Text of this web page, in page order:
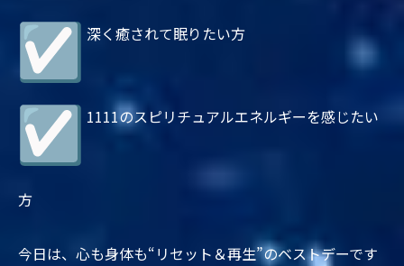
深く癒されて眠りたい方
1111のスピリチュアルエネルギーを感じたい
方
今日は、心も身体も“リセット＆再生”のベストデーです